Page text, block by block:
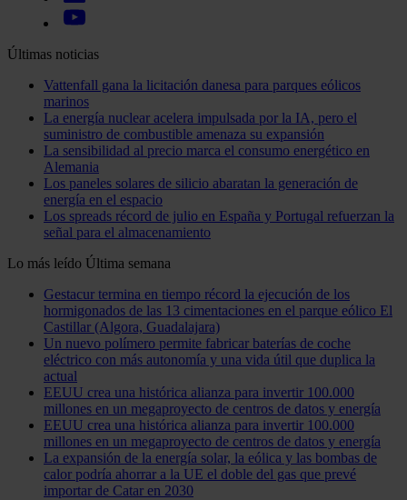
Últimas noticias
Vattenfall gana la licitación danesa para parques eólicos
marinos
La energía nuclear acelera impulsada por la IA, pero el
suministro de combustible amenaza su expansión
La sensibilidad al precio marca el consumo energético en
Alemania
Los paneles solares de silicio abaratan la generación de
energía en el espacio
Los spreads récord de julio en España y Portugal refuerzan la
señal para el almacenamiento
Lo más leído Última semana
Gestacur termina en tiempo récord la ejecución de los
hormigonados de las 13 cimentaciones en el parque eólico El
Castillar (Algora, Guadalajara)
Un nuevo polímero permite fabricar baterías de coche
eléctrico con más autonomía y una vida útil que duplica la
actual
EEUU crea una histórica alianza para invertir 100.000
millones en un megaproyecto de centros de datos y energía
EEUU crea una histórica alianza para invertir 100.000
millones en un megaproyecto de centros de datos y energía
La expansión de la energía solar, la eólica y las bombas de
calor podría ahorrar a la UE el doble del gas que prevé
importar de Catar en 2030